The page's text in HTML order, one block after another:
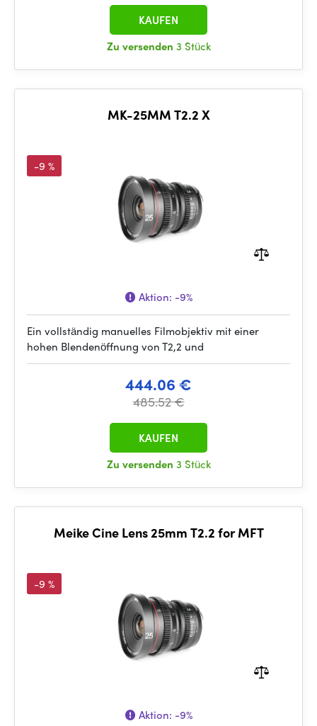
Zu versenden 3 Stück
KAUFEN
MK-25MM T2.2 X
-9 %
Aktion: -9%
Ein vollständig manuelles Filmobjektiv mit einer
hohen Blendenöffnung von T2,2 und
444.06 €
485.52 €
Zu versenden 3 Stück
KAUFEN
Meike Cine Lens 25mm T2.2 for MFT
-9 %
Aktion: -9%